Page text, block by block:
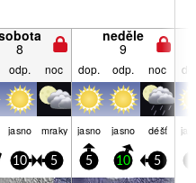
8
neděle
9
odp. noc dop. odp. noc
jasno mraky jasno jasno déšť
10 5 5 10 5